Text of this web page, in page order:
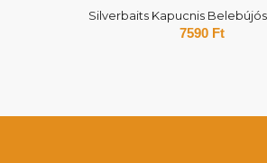
Silverbaits Kapucnis
7590 Ft